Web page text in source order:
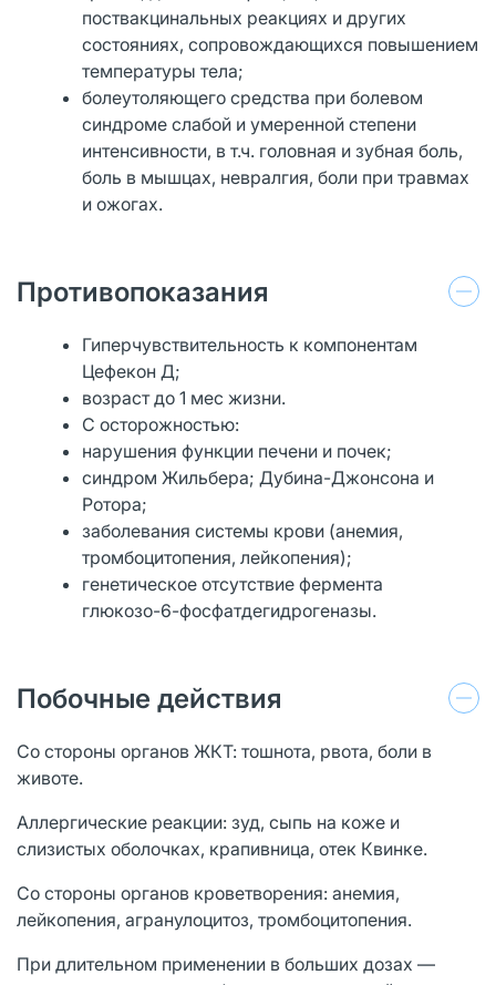
поствакцинальных реакциях и других
состояниях, сопровождающихся повышением
температуры тела;
болеутоляющего средства при болевом
синдроме слабой и умеренной степени
интенсивности, в т.ч. головная и зубная боль,
боль в мышцах, невралгия, боли при травмах
и ожогах.
Противопоказания
Гиперчувствительность к компонентам
Цефекон Д;
возраст до 1 мес жизни.
С осторожностью:
нарушения функции печени и почек;
синдром Жильбера; Дубина-Джонсона и
Ротора;
заболевания системы крови (анемия,
тромбоцитопения, лейкопения);
генетическое отсутствие фермента
глюкозо-6-фосфатдегидрогеназы.
Побочные действия
Со стороны органов ЖКТ: тошнота, рвота, боли в
животе.
Аллергические реакции: зуд, сыпь на коже и
слизистых оболочках, крапивница, отек Квинке.
Со стороны органов кроветворения: анемия,
лейкопения, агранулоцитоз, тромбоцитопения.
При длительном применении в больших дозах —